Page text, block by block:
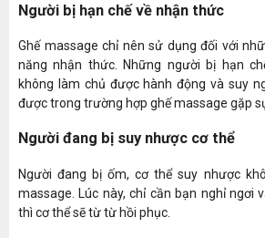
Người bị hạn chế về nhận thức
Ghế massage chỉ nên sử dụng đối với
năng nhận thức. Những người bị hạn
không làm chủ được hành động và suy
được trong trường hợp ghế massage gặp
Người đang bị suy nhược cơ thể
Người đang bị ốm, cơ thể suy nhược
massage. Lúc này, chỉ cần bạn nghỉ ngơi
thì cơ thể sẽ từ từ hồi phục.